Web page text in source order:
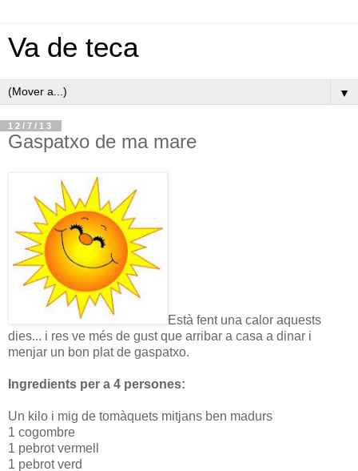
Va de teca
▼
12/7/13
Gaspatxo de ma mare
Està fent una calor aquests
dies... i res ve més de gust que arribar a casa a dinar i
menjar un bon plat de gaspatxo.
Ingredients per a 4 persones:
Un kilo i mig de tomàquets mitjans ben madurs
1 cogombre
1 pebrot vermell
1 pebrot verd